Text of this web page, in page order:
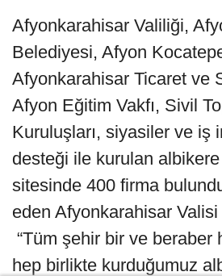
Afyonkarahisar Valiliği,
Belediyesi, Afyon
Afyonkarahisar Ticaret ve
Afyon Eğitim Vakfı, Sivil
Kuruluşları, siyasiler ve iş
desteği ile kurulan
sitesinde 400 firma
eden Afyonkarahisar
“Tüm şehir bir ve beraber
hep birlikte kurduğumuz